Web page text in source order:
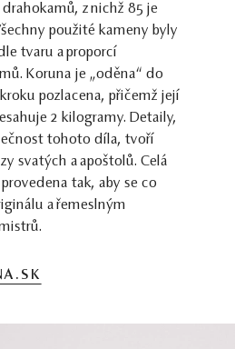
z nichž 85 je
použité kameny byly
tvaru a proporcí
Koruna je „oděna“ do
pozlacena, přičemž její
2 kilogramy. Detaily,
tohoto díla, tvoří
svatých a apoštolů. Celá
tak, aby se co
a řemeslným